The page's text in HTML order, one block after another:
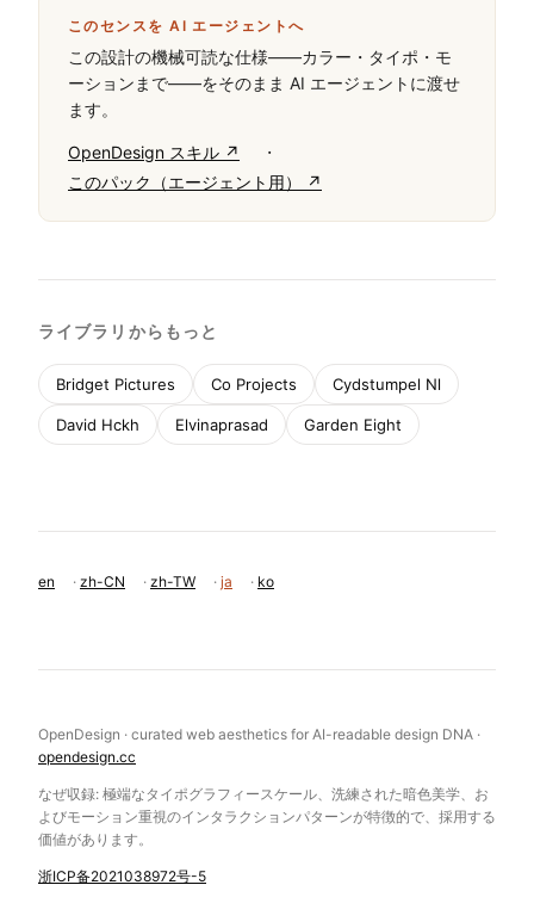
このセンスを AI エージェントへ
この設計の機械可読な仕様——カラー・タイポ・モ
ーションまで——をそのまま AI エージェントに渡せ
ます。
OpenDesign スキル ↗ ·
このパック（エージェント用） ↗
ライブラリからもっと
Bridget Pictures Co Projects Cydstumpel Nl
David Hckh Elvinaprasad Garden Eight
en · zh-CN · zh-TW · ja · ko
OpenDesign · curated web aesthetics for AI-readable design DNA ·
opendesign.cc
なぜ収録: 極端なタイポグラフィースケール、洗練された暗色美学、お
よびモーション重視のインタラクションパターンが特徴的で、採用する
価値があります。
浙ICP备2021038972号-5